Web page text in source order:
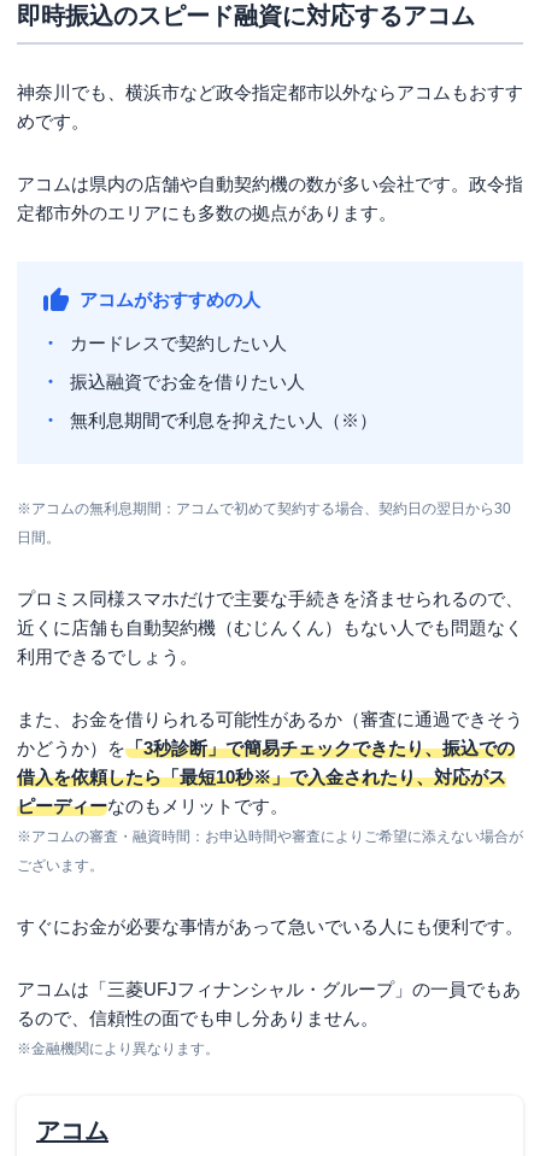
即時振込のスピード融資に対応するアコム
神奈川でも、横浜市など政令指定都市以外ならアコムもおすす
めです。
アコムは県内の店舗や自動契約機の数が多い会社です。政令指
定都市外のエリアにも多数の拠点があります。
アコムがおすすめの人
カードレスで契約したい人
振込融資でお金を借りたい人
無利息期間で利息を抑えたい人（※）
※アコムの無利息期間：アコムで初めて契約する場合、契約日の翌日から30
日間。
プロミス同様スマホだけで主要な手続きを済ませられるので、
近くに店舗も自動契約機（むじんくん）もない人でも問題なく
利用できるでしょう。
また、お金を借りられる可能性があるか（審査に通過できそう
かどうか）を「3秒診断」で簡易チェックできたり、振込での
借入を依頼したら「最短10秒※」で入金されたり、対応がス
ピーディーなのもメリットです。
※アコムの審査・融資時間：お申込時間や審査によりご希望に添えない場合が
ございます。
すぐにお金が必要な事情があって急いでいる人にも便利です。
アコムは「三菱UFJフィナンシャル・グループ」の一員でもあ
るので、信頼性の面でも申し分ありません。
※金融機関により異なります。
アコム